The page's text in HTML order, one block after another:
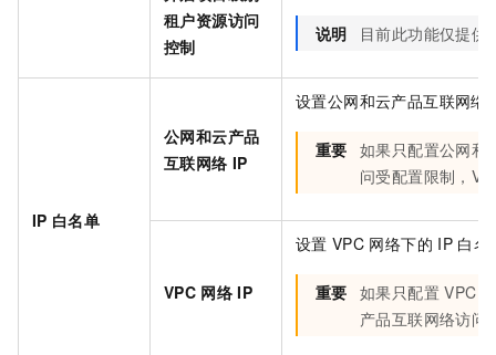
租户资源访问
控制
说明 目前此功能仅提供
IP 白名单
公网和云产品
互联网络 IP
设置公网和云产品互联网络
重要 如果只配置公网和
问受配置限制，
VPC 网络 IP
设置 VPC 网络下的 IP 白名
重要 如果只配置 VPC
产品互联网络访问